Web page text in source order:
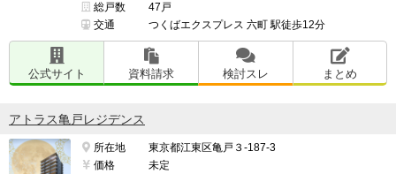
総戸数
47戸
交通
つくばエクスプレス 六町 駅徒歩12分
公式サイト 資料請求 検討スレ まとめ
アトラス亀戸レジデンス
所在地
東京都江東区亀戸３-187-3
価格
未定